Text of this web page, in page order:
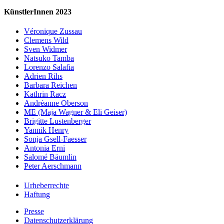
KünstlerInnen 2023
Véronique Zussau
Clemens Wild
Sven Widmer
Natsuko Tamba
Lorenzo Salafia
Adrien Rihs
Barbara Reichen
Kathrin Racz
Andréanne Oberson
ME (Maja Wagner & Eli Geiser)
Brigitte Lustenberger
Yannik Henry
Sonja Gsell-Faesser
Antonia Erni
Salomé Bäumlin
Peter Aerschmann
Urheberrechte
Haftung
Presse
Datenschutzerklärung